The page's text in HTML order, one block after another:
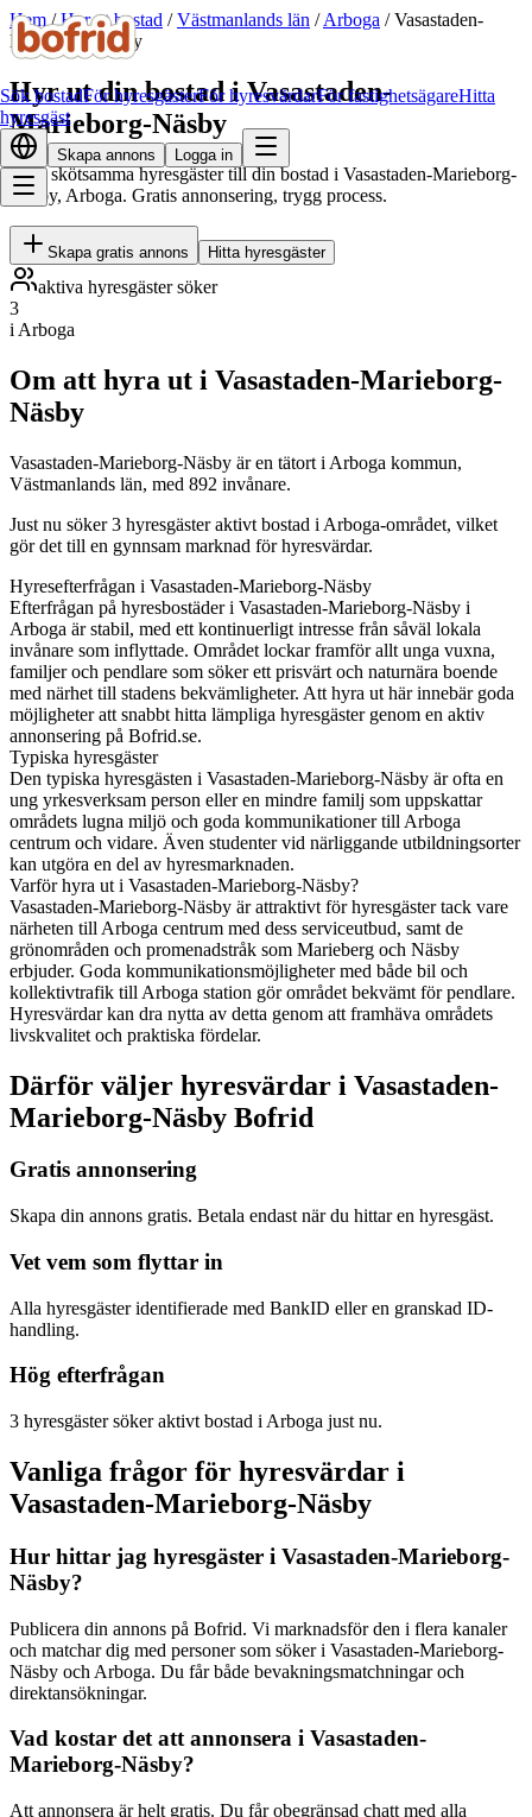
Sök bostadFör hyresgästerFör hyresvärdarFör fastighetsägareHitta
hyresgäst
Skapa annons Logga in
Hem/Hyr ut bostad /Västmanlands län /Arboga /Vasastaden-
Marieborg-Näsby
Hyr ut din bostad i Vasastaden-
Marieborg-Näsby
Hitta skötsamma hyresgäster till din bostad i Vasastaden-Marieborg-
Näsby, Arboga. Gratis annonsering, trygg process.
Skapa gratis annons Hitta hyresgäster
aktiva hyresgäster söker
3
i Arboga
Om att hyra ut i Vasastaden-Marieborg-
Näsby
Vasastaden-Marieborg-Näsby är en tätort i Arboga kommun,
Västmanlands län, med 892 invånare.
Just nu söker 3 hyresgäster aktivt bostad i Arboga-området, vilket
gör det till en gynnsam marknad för hyresvärdar.
Hyresefterfrågan i Vasastaden-Marieborg-Näsby
Efterfrågan på hyresbostäder i Vasastaden-Marieborg-Näsby i
Arboga är stabil, med ett kontinuerligt intresse från såväl lokala
invånare som inflyttade. Området lockar framför allt unga vuxna,
familjer och pendlare som söker ett prisvärt och naturnära boende
med närhet till stadens bekvämligheter. Att hyra ut här innebär goda
möjligheter att snabbt hitta lämpliga hyresgäster genom en aktiv
annonsering på Bofrid.se.
Typiska hyresgäster
Den typiska hyresgästen i Vasastaden-Marieborg-Näsby är ofta en
ung yrkesverksam person eller en mindre familj som uppskattar
områdets lugna miljö och goda kommunikationer till Arboga
centrum och vidare. Även studenter vid närliggande utbildningsorter
kan utgöra en del av hyresmarknaden.
Varför hyra ut i Vasastaden-Marieborg-Näsby?
Vasastaden-Marieborg-Näsby är attraktivt för hyresgäster tack vare
närheten till Arboga centrum med dess serviceutbud, samt de
grönområden och promenadstråk som Marieberg och Näsby
erbjuder. Goda kommunikationsmöjligheter med både bil och
kollektivtrafik till Arboga station gör området bekvämt för pendlare.
Hyresvärdar kan dra nytta av detta genom att framhäva områdets
livskvalitet och praktiska fördelar.
Därför väljer hyresvärdar i Vasastaden-
Marieborg-Näsby Bofrid
Gratis annonsering
Skapa din annons gratis. Betala endast när du hittar en hyresgäst.
Vet vem som flyttar in
Alla hyresgäster identifierade med BankID eller en granskad ID-
handling.
Hög efterfrågan
3 hyresgäster söker aktivt bostad i Arboga just nu.
Vanliga frågor för hyresvärdar i
Vasastaden-Marieborg-Näsby
Hur hittar jag hyresgäster i Vasastaden-Marieborg-
Näsby?
Publicera din annons på Bofrid. Vi marknadsför den i flera kanaler
och matchar dig med personer som söker i Vasastaden-Marieborg-
Näsby och Arboga. Du får både bevakningsmatchningar och
direktansökningar.
Vad kostar det att annonsera i Vasastaden-
Marieborg-Näsby?
Att annonsera är helt gratis. Du får obegränsad chatt med alla